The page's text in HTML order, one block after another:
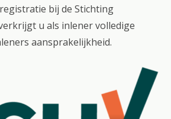
bij de Stichting
u als inlener volledige
aansprakelijkheid.